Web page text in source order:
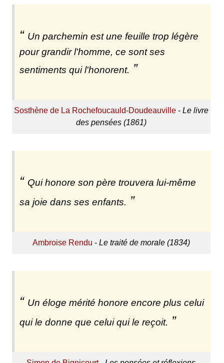
Un parchemin est une feuille trop légère
pour grandir l'homme, ce sont ses
sentiments qui l'honorent.
Sosthène de La Rochefoucauld-Doudeauville- Le livre
des pensées (1861)
Qui honore son père trouvera lui-même
sa joie dans ses enfants.
Ambroise Rendu - Le traité de morale (1834)
Un éloge mérité honore encore plus celui
qui le donne que celui qui le reçoit.